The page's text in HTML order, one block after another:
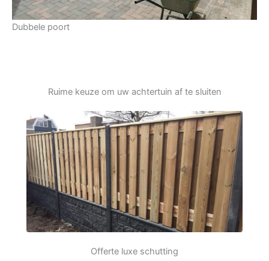
Dubbele poort
Ruime keuze om uw achtertuin af te sluiten
Offerte luxe schutting